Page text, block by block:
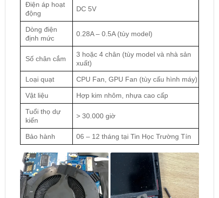
Điện áp hoạt
động
DC 5V
Dòng điện
định mức
0.28A – 0.5A (tùy model)
Số chân cắm
3 hoặc 4 chân (tùy model và nhà sản
xuất)
Loại quạt CPU Fan, GPU Fan (tùy cấu hình máy)
Vật liệu Hợp kim nhôm, nhựa cao cấp
Tuổi thọ dự
kiến
> 30.000 giờ
Bảo hành 06 – 12 tháng tại Tin Học Trường Tín